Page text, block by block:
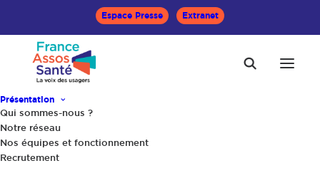
Espace Presse Extranet
Présentation
Qui sommes-nous ?
Notre réseau
Nos équipes et fonctionnement
Recrutement
Accueil
Communiqués
Pénuries de médicaments : des mesures réclamées de